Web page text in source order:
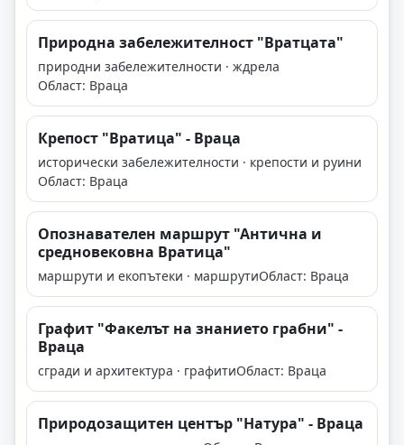
Природна забележителност "Вратцата"
природни забележителности · ждрела
Област: Враца
Крепост "Вратица" - Враца
исторически забележителности · крепости и руини
Област: Враца
Опознавателен маршрут "Антична и
средновековна Вратица"
маршрути и екопътеки · маршрутиОбласт: Враца
Графит "Факелът на знанието грабни" -
Враца
сгради и архитектура · графитиОбласт: Враца
Природозащитен център "Натура" - Враца